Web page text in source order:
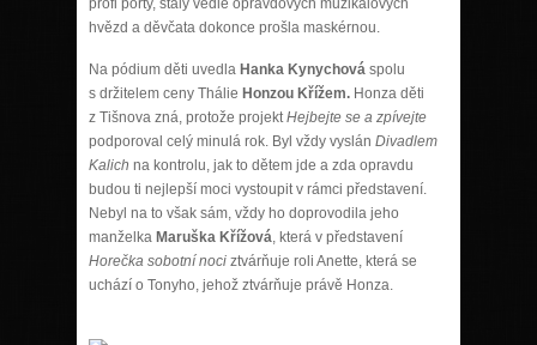
profi porty, stály vedle opravdových muzikálových
hvězd a děvčata dokonce prošla maskérnou.
Na pódium děti uvedla Hanka Kynychová spolu
s držitelem ceny Thálie Honzou Křížem. Honza děti
z Tišnova zná, protože projektHejbejte se a zpívejte
podporoval celý minulá rok. Byl vždy vyslán Divadlem
Kalich na kontrolu, jak to dětem jde a zda opravdu
budou ti nejlepší moci vystoupit v rámci představení.
Nebyl na to však sám, vždy ho doprovodila jeho
manželka Maruška Křížová, která v představení
Horečka sobotní noci ztvárňuje roli Anette, která se
uchází o Tonyho, jehož ztvárňuje právě Honza.